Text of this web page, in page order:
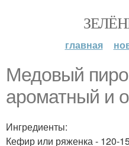
главная
Медовый
ароматный и
Ингредиенты:
Кефир или ряженка - 120-